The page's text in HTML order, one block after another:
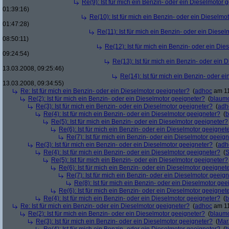
Re(9): Ist für mich ein Benzin- oder ein Dieselmotor
01:39:16)
Re(10): Ist für mich ein Benzin- oder ein
01:47:28)
Re(11): Ist für mich ein Benzin- oder ein
08:50:11)
Re(12): Ist für mich ein Benzin- oder ein
09:24:54)
Re(13): Ist für mich ein Benzin- oder ein
13.03.2008, 09:25:46)
Re(14): Ist für mich ein Benzin- oder
13.03.2008, 09:34:55)
Re: Ist für mich ein Benzin- oder ein Dieselmotor geeigneter? (adhoc am
Re(2): Ist für mich ein Benzin- oder ein Dieselmotor geeigneter? (
Re(3): Ist für mich ein Benzin- oder ein Dieselmotor geeigneter? (
Re(4): Ist für mich ein Benzin- oder ein Dieselmotor geeigneter? (
Re(5): Ist für mich ein Benzin- oder ein Dieselmotor geeigneter?
Re(6): Ist für mich ein Benzin- oder ein Dieselmotor
Re(7): Ist für mich ein Benzin- oder ein Dieselmotor
Re(3): Ist für mich ein Benzin- oder ein Dieselmotor geeigneter? (
Re(4): Ist für mich ein Benzin- oder ein Dieselmotor geeigneter? (
Re(5): Ist für mich ein Benzin- oder ein Dieselmotor geeigneter?
Re(6): Ist für mich ein Benzin- oder ein Dieselmotor
Re(7): Ist für mich ein Benzin- oder ein Dieselmotor
Re(8): Ist für mich ein Benzin- oder ein Dieselmotor
Re(6): Ist für mich ein Benzin- oder ein Dieselmotor
Re(4): Ist für mich ein Benzin- oder ein Dieselmotor geeigneter? (
Re: Ist für mich ein Benzin- oder ein Dieselmotor geeigneter? (adhoc am
Re(2): Ist für mich ein Benzin- oder ein Dieselmotor geeigneter? (
Re(3): Ist für mich ein Benzin- oder ein Dieselmotor geeigneter? (